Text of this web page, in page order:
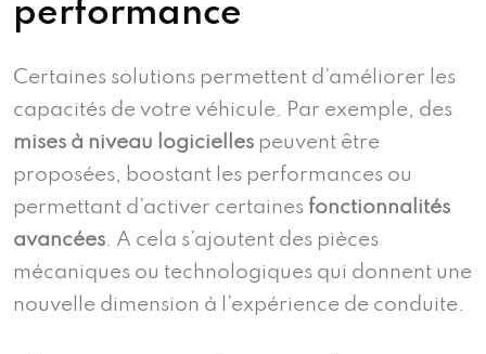
performance
Certaines solutions permettent d’améliorer les
capacités de votre véhicule. Par exemple, des
mises à niveau logicielles peuvent être
proposées, boostant les performances ou
permettant d’activer certaines fonctionnalités
avancées. A cela s’ajoutent des pièces
mécaniques ou technologiques qui donnent une
nouvelle dimension à l’expérience de conduite.